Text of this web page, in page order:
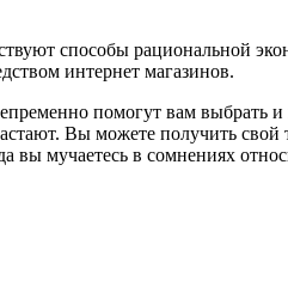
способы рациональной
интернет магазинов.
помогут вам выбрать и
Вы можете получить свой
вы мучаетесь в сомнениях